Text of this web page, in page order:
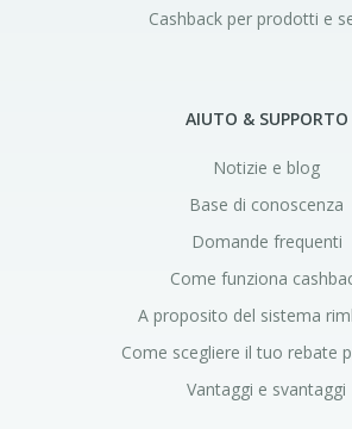
Cashback per prodotti e
AIUTO & SUPPORTO
Notizie e blog
Base di conoscenza
Domande frequenti
Come funziona
A proposito del sistema
Come scegliere il tuo rebate
Vantaggi e svantaggi